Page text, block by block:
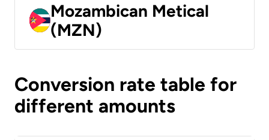
Mozambican Metical
(MZN)
Conversion rate table for
different amounts